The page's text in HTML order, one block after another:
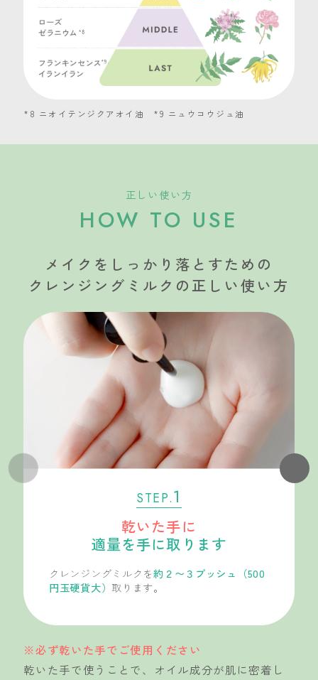
*8 ニオイテンジクアオイ油 *9 ニュウコウジュ油
正しい使い方
HOW TO USE
メイクをしっかり落とすための
クレンジングミルクの正しい使い方
※必ず乾いた手でご使用ください
乾いた手で使うことで、オイル成分が肌に密着し
STEP.1
乾いた手に
適量を手に取ります
クレンジングミルクを約２〜３プッシュ（500
円玉硬貨大） 取ります。